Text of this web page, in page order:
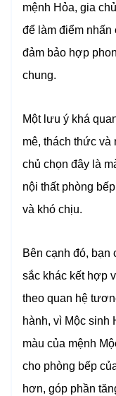
mệnh Hỏa, gia
để làm điểm nhấn
đảm bảo hợp
chung.
Một lưu ý khá
mê, thách thức và
chủ chọn đây là
nội thất phòng
và khó chịu.
Bên cạnh đó, bạn
sắc khác kết hợp
theo quan hệ
hành, vì Mộc sinh
màu của mệnh
cho phòng bếp
hơn, góp phần